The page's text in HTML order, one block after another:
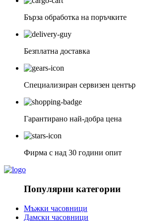
Бърза обработка на поръчките
Безплатна доставка
Специализиран сервизен център
Гарантирано най-добра цена
Фирма с над 30 години опит
Популярни категории
Мъжки часовници
Дамски часовници